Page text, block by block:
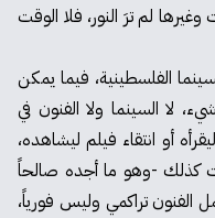
لم ترَ النور، فلا الوقت
الفلسطينية، فيما يمكن
لا السينما ولا الفنون في
أو انتقاء فيلم ليشاهده،
كذلك -وهو ما أجده صالحاً
الفنون تراكمي وليس فورياً،